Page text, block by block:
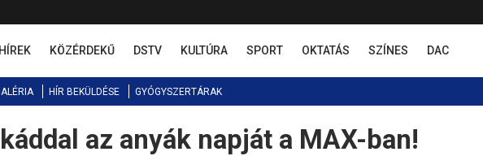
HÍREK KÖZÉRDEKŰ DSTV KULTÚRA SPORT OKTATÁS SZÍNES DAC
HÍR BEKÜLDÉSE GYÓGYSZERTÁRAK
az anyák napját a MAX-ban!